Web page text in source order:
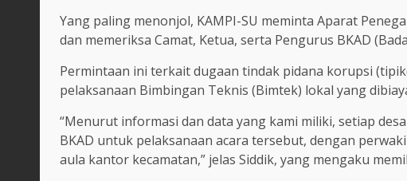
Yang paling menonjol, KAMPI-SU meminta Aparat
dan memeriksa Camat, Ketua, serta Pengurus BKAD
Permintaan ini terkait dugaan tindak pidana korupsi
pelaksanaan Bimbingan Teknis (Bimtek) lokal yang
“Menurut informasi dan data yang kami miliki, setiap
BKAD untuk pelaksanaan acara tersebut, dengan
aula kantor kecamatan,” jelas Siddik, yang mengaku